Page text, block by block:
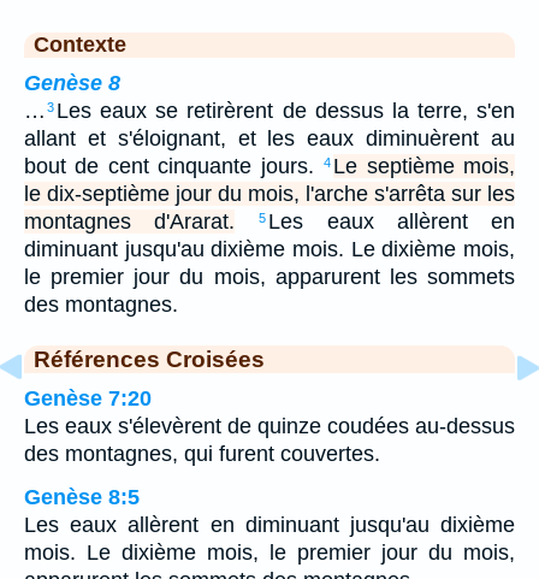
Contexte
Genèse 8
… 3 Les eaux se retirèrent de dessus la terre, s'en
allant et s'éloignant, et les eaux diminuèrent au
bout de cent cinquante jours.
4 Le septième mois,
le dix-septième jour du mois, l'arche s'arrêta sur les
montagnes d'Ararat.
5 Les eaux allèrent en
diminuant jusqu'au dixième mois. Le dixième mois,
le premier jour du mois, apparurent les sommets
des montagnes.
Références Croisées
Genèse 7:20
Les eaux s'élevèrent de quinze coudées au-dessus
des montagnes, qui furent couvertes.
Genèse 8:5
Les eaux allèrent en diminuant jusqu'au dixième
mois. Le dixième mois, le premier jour du mois,